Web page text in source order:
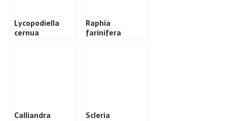
Lycopodiella
cernua
Raphia
farinifera
Calliandra
Scleria